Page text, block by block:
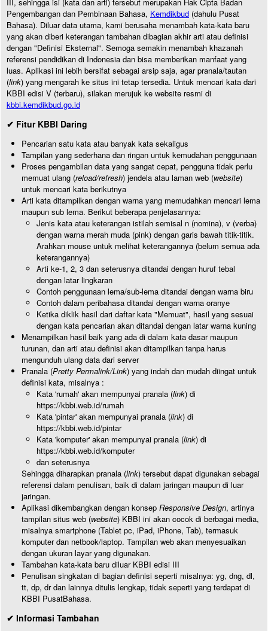
Pengembangan dan Pembinaan Bahasa, Kemdikbud (dahulu Pusat
Bahasa). Diluar data utama, kami berusaha menambah kata-kata baru
yang akan diberi keterangan tambahan dibagian akhir arti atau definisi
dengan "Definisi Eksternal". Semoga semakin menambah khazanah
referensi pendidikan di Indonesia dan bisa memberikan manfaat yang
luas. Aplikasi ini lebih bersifat sebagai arsip saja, agar pranala/tautan
(link) yang mengarah ke situs ini tetap tersedia. Untuk mencari kata dari
KBBI edisi V (terbaru), silakan merujuk ke website resmi di
kbbi.kemdikbud.go.id
✔ Fitur KBBI Daring
Pencarian satu kata atau banyak kata sekaligus
Tampilan yang sederhana dan ringan untuk kemudahan penggunaan
Proses pengambilan data yang sangat cepat, pengguna tidak perlu
memuat ulang (reload/refresh) jendela atau laman web (website)
untuk mencari kata berikutnya
Arti kata ditampilkan dengan warna yang memudahkan mencari lema
maupun sub lema. Berikut beberapa penjelasannya:
Jenis kata atau keterangan istilah semisal n (nomina), v (verba)
dengan warna merah muda (pink) dengan garis bawah titik-titik.
Arahkan mouse untuk melihat keterangannya (belum semua ada
keterangannya)
Arti ke-1, 2, 3 dan seterusnya ditandai dengan huruf tebal
dengan latar lingkaran
Contoh penggunaan lema/sub-lema ditandai dengan warna biru
Contoh dalam peribahasa ditandai dengan warna oranye
Ketika diklik hasil dari daftar kata "Memuat", hasil yang sesuai
dengan kata pencarian akan ditandai dengan latar warna kuning
Menampilkan hasil baik yang ada di dalam kata dasar maupun
turunan, dan arti atau definisi akan ditampilkan tanpa harus
mengunduh ulang data dari server
Pranala (Pretty Permalink/Link) yang indah dan mudah diingat untuk
definisi kata, misalnya :
Kata 'rumah' akan mempunyai pranala (link) di
https://kbbi.web.id/rumah
Kata 'pintar' akan mempunyai pranala (link) di
https://kbbi.web.id/pintar
Kata 'komputer' akan mempunyai pranala (link) di
https://kbbi.web.id/komputer
dan seterusnya
Sehingga diharapkan pranala (link) tersebut dapat digunakan sebagai
referensi dalam penulisan, baik di dalam jaringan maupun di luar
jaringan.
Aplikasi dikembangkan dengan konsep Responsive Design, artinya
tampilan situs web (website) KBBI ini akan cocok di berbagai media,
misalnya smartphone (Tablet pc, iPad, iPhone, Tab), termasuk
komputer dan netbook/laptop. Tampilan web akan menyesuaikan
dengan ukuran layar yang digunakan.
Tambahan kata-kata baru diluar KBBI edisi III
Penulisan singkatan di bagian definisi seperti misalnya: yg, dng, dl,
tt, dp, dr dan lainnya ditulis lengkap, tidak seperti yang terdapat di
KBBI PusatBahasa.
✔ Informasi Tambahan